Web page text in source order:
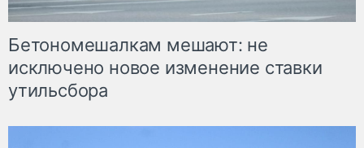
Бетономешалкам мешают: не
исключено новое изменение ставки
утильсбора